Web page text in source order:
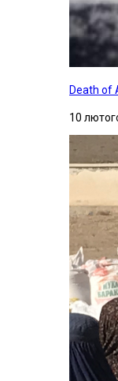
Death of
10